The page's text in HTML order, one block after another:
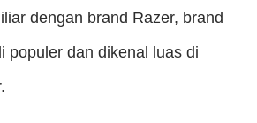
dengan brand Razer, brand
populer dan dikenal luas di